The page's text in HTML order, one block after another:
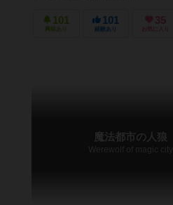
101
興味あり
101
経験あり
35
お気に入り
魔法都市の人狼
Werewolf of magic city